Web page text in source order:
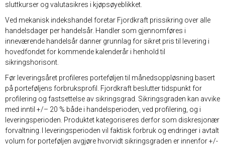
sluttkurser og valutasikres i kjøpsøyeblikket.
Ved mekanisk indekshandel foretar Fjordkraft prissikring over alle
handelsdager per handelsår. Handler som gjennomføres i
inneværende handelsår danner grunnlag for sikret pris til levering i
hovedfondet for kommende kalenderår i henhold til
sikringshorisont.
Før leveringsåret profileres porteføljen til månedsoppløsning basert
på porteføljens forbruksprofil. Fjordkraft beslutter tidspunkt for
profilering og fastsettelse av sikringsgrad. Sikringsgraden kan avvike
med inntil +/– 20 % både i handelsperioden, ved profilering, og i
leveringsperioden. Produktet kategoriseres derfor som diskresjonær
forvaltning. I leveringsperioden vil faktisk forbruk og endringer i avtalt
volum for porteføljen avgjøre hvorvidt sikringsgraden er innenfor +/-